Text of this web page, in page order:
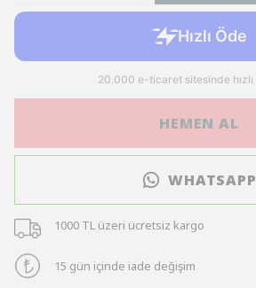
HEMEN AL
WHATSAPP
1000 TL üzeri ücretsiz kargo
15 gün içinde iade değişim